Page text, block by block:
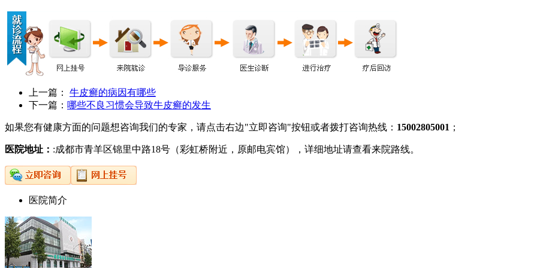
上一篇： 牛皮癣的病因有哪些
下一篇： 哪些不良习惯会导致牛皮癣的发生
如果您有健康方面的问题想咨询我们的专家，请点击右边"立即咨询"按钮或者拨打咨询热线： 15002805001 ；
医院地址： :成都市青羊区锦里中路18号（彩虹桥附近，原邮电宾馆），详细地址请查看来院路线。
医院简介